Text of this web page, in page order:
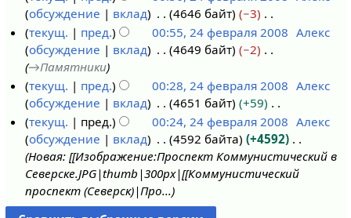
а
в
к
и
п
р
а
в
к
и
я
0
с
а
н
и
я
п
р
а
в
к
и
о
п
и
с
а
н
и
я
п
р
а
в
е
т
о
п
и
с
а
н
и
я
р
обсуждение
вклад 4646 байт
−3
Н
е
т
о
п
и
с
а
н
и
я
текущ. пред. 00:55, 24 февраля 2008 Алекс
обсуждение
вклад 4649 байт
−2
→Памятники
текущ.
пред. 00:28, 24 февраля 2008 Алекс
обсуждение
вклад 4651 байт
+59
Н
е
т
о
п
и
текущ. пред. 00:24, 24 февраля 2008 Алекс
обсуждение
вклад 4592 байта
+4592
Новая: [[Изображение:Проспект Коммунистический в
Северске.JPG|thumb|300px|[[Коммунистический
проспект (Северск)|Про...